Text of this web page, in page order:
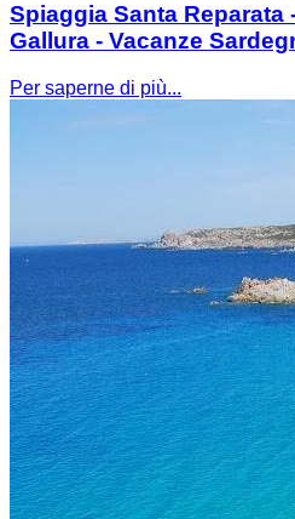
Spiaggia Santa Reparata
Gallura - Vacanze
Per saperne di più...